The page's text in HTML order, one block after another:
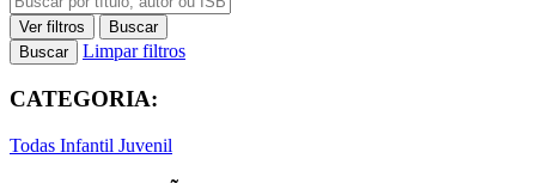
Ver filtros
Buscar
Buscar
Limpar filtros
CATEGORIA:
Todas Infantil Juvenil